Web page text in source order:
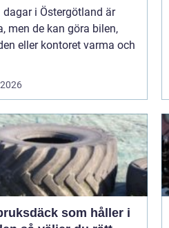
dagar i Östergötland är
men de kan göra bilen,
eller kontoret varma och
som håller i